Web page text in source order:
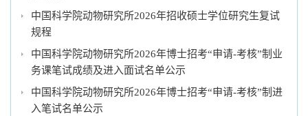
中国科学院动物研究所2026年招收硕士学位研究生复试
规程
中国科学院动物研究所2026年博士招考“申请-考核”制业
务课笔试成绩及进入面试名单公示
中国科学院动物研究所2026年博士招考“申请-考核”制进
入笔试名单公示